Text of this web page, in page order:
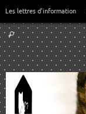
contenu
Les lettres d’information
Recherche
pour
:
Rechercher